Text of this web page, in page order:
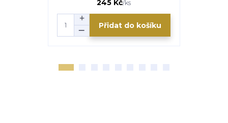
245 Kč/ks
Přidat do košíku